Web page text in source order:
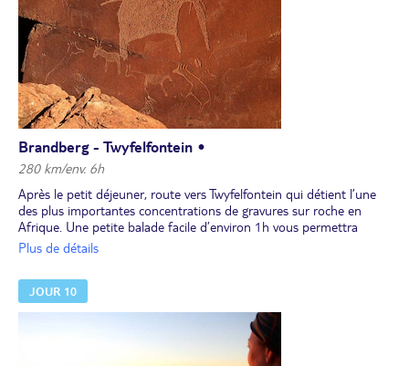
Brandberg - Twyfelfontein •
280 km/env. 6h
Après le petit déjeuner, route vers Twyfelfontein qui détient l’une
des plus importantes concentrations de gravures sur roche en
Afrique. Une petite balade facile d’environ 1h vous permettra
d'atteindre cette véritable galerie d’art à ciel ouvert. Les vestiges
et économiques des chasseurs-cueilleurs.
Déjeuner. Poursuite vers le nord.
Dîner et nuit dans un campement.
Plus de détails
JOUR 10